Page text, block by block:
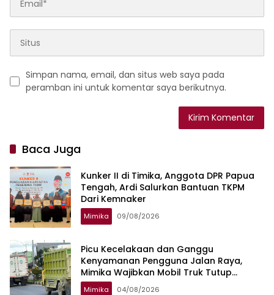
Simpan nama, email, dan situs web saya pada
peramban ini untuk komentar saya berikutnya.
Baca Juga
Kunker II di Timika, Anggota DPR Papua
Tengah, Ardi Salurkan Bantuan TKPM
Dari Kemnaker
Mimika 09/08/2026
Picu Kecelakaan dan Ganggu
Kenyamanan Pengguna Jalan Raya,
Mimika Wajibkan Mobil Truk Tutup
Muatan Pakai Terpal
Mimika 04/08/2026